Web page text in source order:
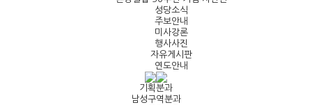
성당소식
주보안내
미사강론
행사사진
자유게시판
연도안내
기획분과
남성구역분과